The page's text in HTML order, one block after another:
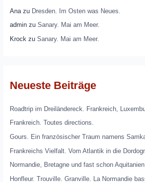
Anazu Dresden. Im Osten was Neues.
adminzu Sanary. Mai am Meer.
Krock zu Sanary. Mai am Meer.
Neueste Beiträge
Roadtrip im Dreiländereck. Frankreich,
Frankreich. Toutes directions.
Gours. Ein französischer Traum namens
Frankreichs Vielfalt. Vom Atlantik in die
Normandie, Bretagne und fast schon Aquitanien
Honfleur. Trouville. Granville. La Normandie